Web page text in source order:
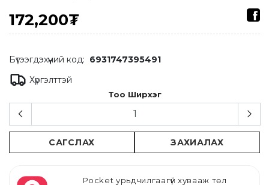
172,200₮
Бүтээгдэхүүний код: 6931747395491
Хүргэлттэй
Тоо Ширхэг
САГСЛАХ ЗАХИАЛАХ
Pocket урьдчилгаагүй хувааж төл